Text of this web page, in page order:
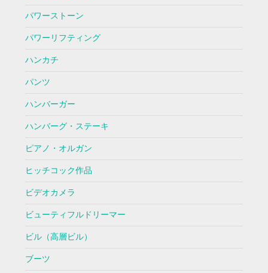
パワーストーン
パワーリフティング
ハンカチ
パンツ
ハンバーガー
ハンバーグ・ステーキ
ピアノ・オルガン
ヒッチコック作品
ビデオカメラ
ビューティフルドリーマー
ビル（高層ビル）
ブーツ